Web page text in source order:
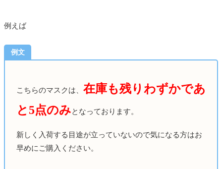
例えば
例文
こちらのマスクは、 在庫も残りわずかであ
と5点のみとなっております。
新しく入荷する目途が立っていないので気になる方はお
早めにご購入ください。